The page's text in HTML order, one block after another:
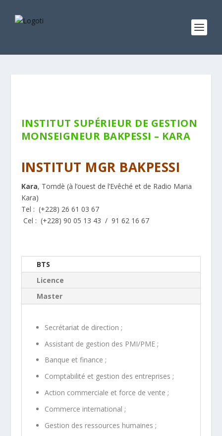
INSTITUT SUPÉRIEUR DE GESTION
MONSEIGNEUR BAKPESSI – KARA
INSTITUT MGR BAKPESSI
Kara, Tomdè (à l’ouest de l’Evêché et de Radio Maria
Kara)
Tel : (+228) 26 61 03 67
Cel : (+228) 90 05 13 43 / 91 62 16 67
BTS
Licence
Master
Secrétariat de direction ;
Assistant de gestion des PMI/PME ;
Banque et finance ;
Comptabilité et gestion des entreprises ;
Action commerciale et force de vente ;
Commerce international ;
Gestion des ressources humaines ;